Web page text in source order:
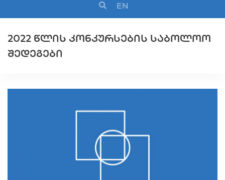
EN
2022 ᲬᲚᲘᲡ ᲙᲝᲜᲙᲣᲠᲡᲔᲑᲘᲡ ᲡᲐᲑᲝᲚᲝᲝ
ᲨᲔᲓᲔᲒᲔᲑᲘ